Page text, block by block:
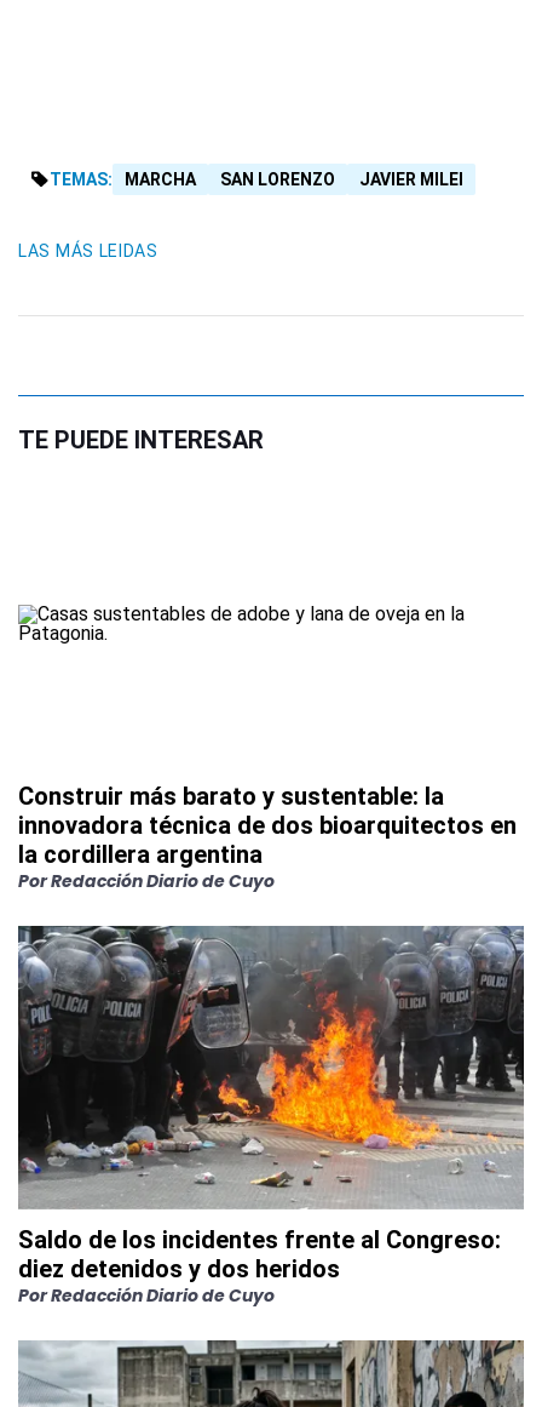
TEMAS: MARCHA SAN LORENZO JAVIER MILEI
LAS MÁS LEIDAS
TE PUEDE INTERESAR
Construir más barato y sustentable: la
innovadora técnica de dos bioarquitectos en
la cordillera argentina
PorRedacción Diario de Cuyo
Saldo de los incidentes frente al Congreso:
diez detenidos y dos heridos
PorRedacción Diario de Cuyo